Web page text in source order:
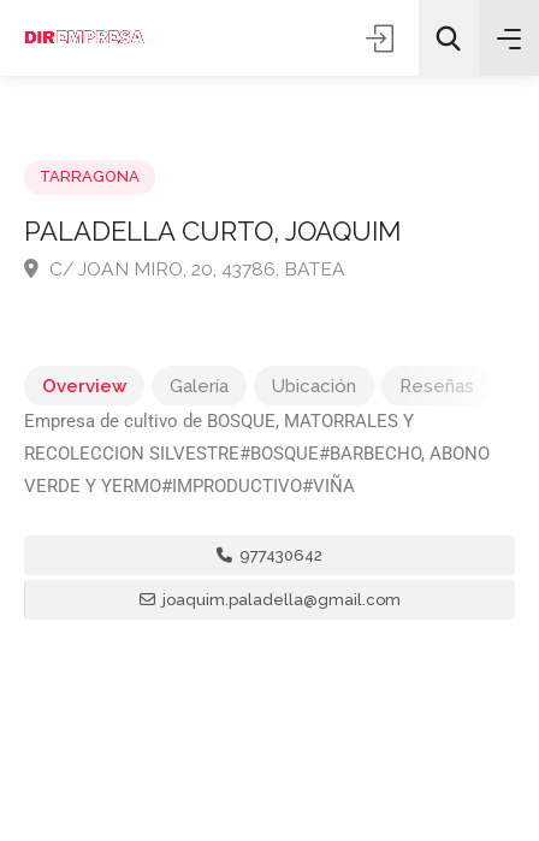
PALADELLA CURTO, JOAQUIM
Overview Galería Ubicación
Reseñas
Empresa de cultivo de BOSQUE, MATORRALES Y
RECOLECCION SILVESTRE#BOSQUE#BARBECHO, ABONO
VERDE Y YERMO#IMPRODUCTIVO#VIÑA
977430642
joaquim.paladella@gmail.com